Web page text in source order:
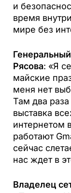
и
время
мире без
Рясова: «Я
майские
меня нет
Там два
выставка
интернетом
работают
сейчас
нас ждет в
Владелец